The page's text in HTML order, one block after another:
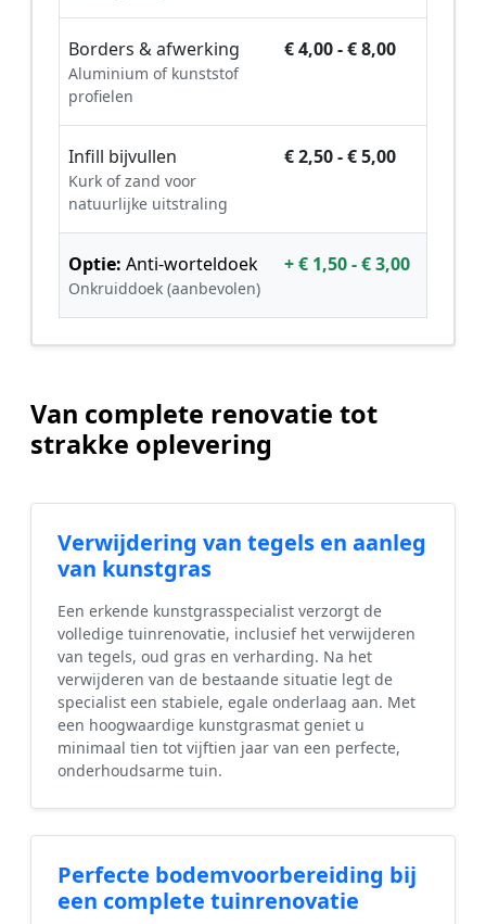
Borders & afwerking
Aluminium of kunststof
profielen
€ 4,00 - € 8,00
Infill bijvullen
Kurk of zand voor
natuurlijke uitstraling
€ 2,50 - € 5,00
Optie: Anti-worteldoek
Onkruiddoek (aanbevolen)
+ € 1,50 - € 3,00
Van complete renovatie tot
strakke oplevering
Verwijdering van tegels en aanleg
van kunstgras
Een erkende kunstgrasspecialist verzorgt de
volledige tuinrenovatie, inclusief het verwijderen
van tegels, oud gras en verharding. Na het
verwijderen van de bestaande situatie legt de
specialist een stabiele, egale onderlaag aan. Met
een hoogwaardige kunstgrasmat geniet u
minimaal tien tot vijftien jaar van een perfecte,
onderhoudsarme tuin.
Perfecte bodemvoorbereiding bij
een complete tuinrenovatie